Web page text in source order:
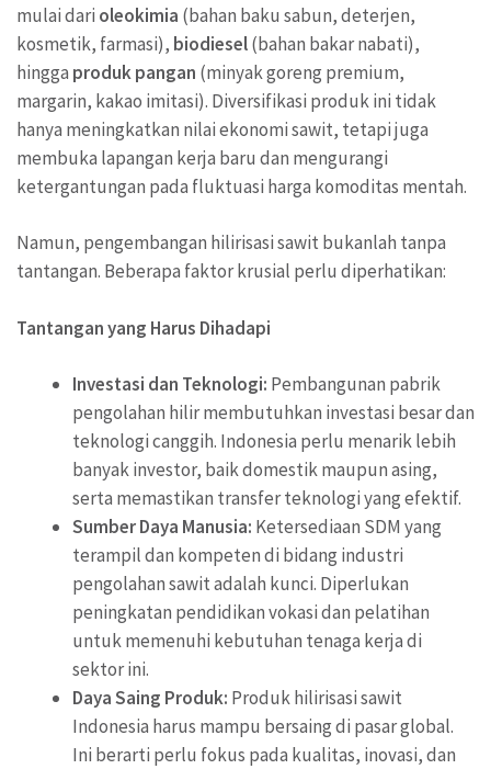
mulai dari oleokimia (bahan baku sabun, deterjen,
kosmetik, farmasi), biodiesel(bahan bakar nabati),
hingga produk pangan (minyak goreng premium,
margarin, kakao imitasi). Diversifikasi produk ini tidak
hanya meningkatkan nilai ekonomi sawit, tetapi juga
membuka lapangan kerja baru dan mengurangi
ketergantungan pada fluktuasi harga komoditas mentah.
Namun, pengembangan hilirisasi sawit bukanlah tanpa
tantangan. Beberapa faktor krusial perlu diperhatikan:
Tantangan yang Harus Dihadapi
Investasi dan Teknologi: Pembangunan pabrik
pengolahan hilir membutuhkan investasi besar dan
teknologi canggih. Indonesia perlu menarik lebih
banyak investor, baik domestik maupun asing,
serta memastikan transfer teknologi yang efektif.
Sumber Daya Manusia: Ketersediaan SDM yang
terampil dan kompeten di bidang industri
pengolahan sawit adalah kunci. Diperlukan
peningkatan pendidikan vokasi dan pelatihan
untuk memenuhi kebutuhan tenaga kerja di
sektor ini.
Daya Saing Produk: Produk hilirisasi sawit
Indonesia harus mampu bersaing di pasar global.
Ini berarti perlu fokus pada kualitas, inovasi, dan